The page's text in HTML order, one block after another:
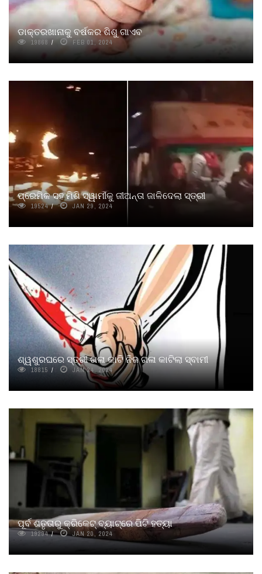
ଡାକ୍ତରଖାନାକୁ ବର୍ଷକର ଶିଶୁ ଗାଏବ
19868 FEB 01, 2024
ପ୍ରେମିକ ସହ ମିଶି ସ୍ୱାମୀକୁ ଜୀଅନ୍ତା ଜାଳିଦେଲା ସ୍ତ୍ରୀ
19524 JAN 29, 2024
ଶ୍ୱଶୁରଘରେ ସ୍ତ୍ରୀ ଗଳା କାଟି ନିଜ ଗଳା କାଟିଲା ସ୍ବାମୀ
18815 JAN 24, 2024
ପୂର୍ବ ଶତୃତାରୁ କ୍ରିକେଟ୍ ବ୍ୟାଟ୍‌ରେ ପିଟି ହତ୍ୟା
19294 JAN 20, 2024